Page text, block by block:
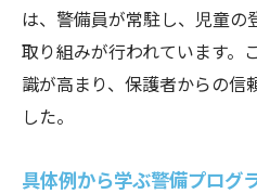
警備の成功事例
は、警備員が常駐し、児童の
取り組みが行われています。
識が高まり、保護者からの信
した。
具体例から学ぶ警備プログ